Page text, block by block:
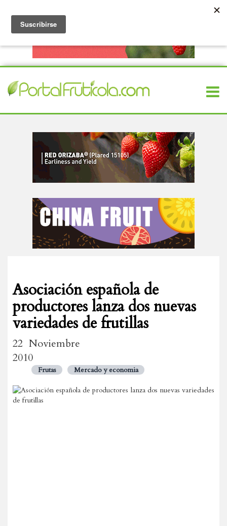
Asociación española de
productores lanza dos nuevas
variedades de frutillas
22 Noviembre
2010
Frutas Mercado y economia